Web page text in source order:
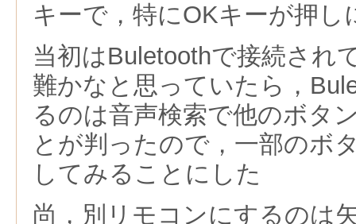
キーで，特にOKキーが押し
当初はBuletoothで接続され
難かなと思っていたら，
るのは音声検索で他のボタ
とが判ったので，一部のボ
してみることにした
尚，別リモコンにするのは